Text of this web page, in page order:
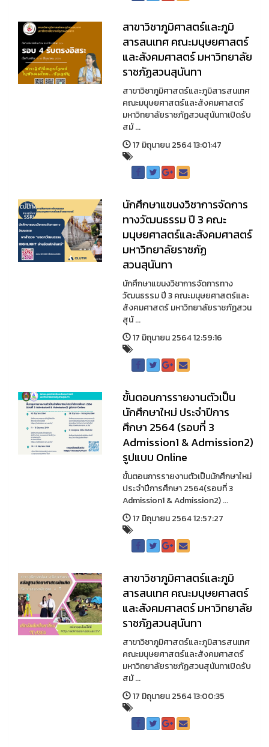
สาขาวิชาภูมิศาสตร์และภูมิ
สารสนเทศ คณะมนุษยศาสตร์
และสังคมศาสตร์ มหาวิทยาลัย
ราชภัฏสวนสุนันทา
สาขาวิชาภูมิศาสตร์และภูมิสารสนเทศ
คณะมนุษยศาสตร์และสังคมศาสตร์
มหาวิทยาลัยราชภัฏสวนสุนันทาเปิดรับ
สมั ...
17 มิถุนายน 2564 13:01:47
นักศึกษาแขนงวิชาการจัดการ
ทางวัฒนธรรม ปี 3 คณะ
มนุษยศาสตร์และสังคมศาสตร์
มหาวิทยาลัยราชภัฏ
สวนสุนันทา
นักศึกษาแขนงวิชาการจัดการทาง
วัฒนธรรม ปี 3 คณะมนุษยศาสตร์และ
สังคมศาสตร์ มหาวิทยาลัยราชภัฏสวน
สุนั ...
17 มิถุนายน 2564 12:59:16
ขั้นตอนการรายงานตัวเป็น
นักศึกษาใหม่ ประจำปีการ
ศึกษา 2564 (รอบที่ 3
Admission1 & Admission2)
รูปแบบ Online
ขั้นตอนการรายงานตัวเป็นนักศึกษาใหม่
ประจำปีการศึกษา 2564(รอบที่ 3
Admission1 & Admission2) ...
17 มิถุนายน 2564 12:57:27
สาขาวิชาภูมิศาสตร์และภูมิ
สารสนเทศ คณะมนุษยศาสตร์
และสังคมศาสตร์ มหาวิทยาลัย
ราชภัฏสวนสุนันทา
สาขาวิชาภูมิศาสตร์และภูมิสารสนเทศ
คณะมนุษยศาสตร์และสังคมศาสตร์
มหาวิทยาลัยราชภัฏสวนสุนันทาเปิดรับ
สมั ...
17 มิถุนายน 2564 13:00:35